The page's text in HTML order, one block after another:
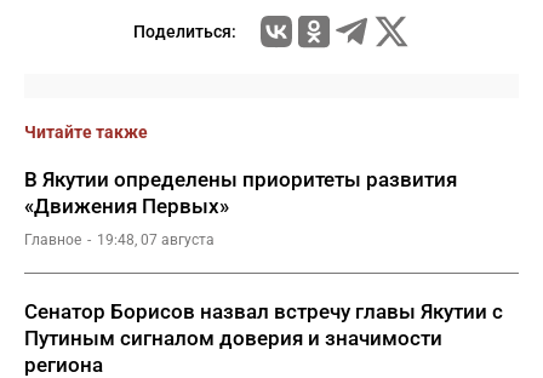
Поделиться:
Читайте также
В Якутии определены приоритеты развития
«Движения Первых»
Главное 19:48, 07 августа
Сенатор Борисов назвал встречу главы Якутии с
Путиным сигналом доверия и значимости
региона